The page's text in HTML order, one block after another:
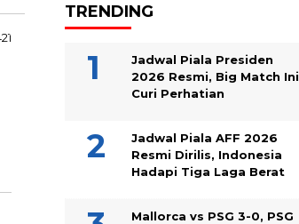
TRENDING
Jadwal Piala Presiden
2026 Resmi, Big Match Ini
Curi Perhatian
Jadwal Piala AFF 2026
Resmi Dirilis, Indonesia
Hadapi Tiga Laga Berat
Mallorca vs PSG 3-0, PSG